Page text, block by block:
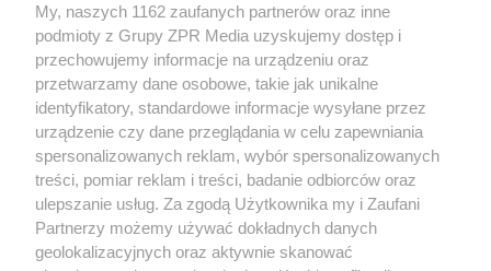
Żaden utwór zamieszczony w serwisie nie może być powielany i
rozpowszechniany lub dalej rozpowszechniany w jakikolwiek sposób (w
tym także elektroniczny lub mechaniczny) na jakimkolwiek polu
eksploatacji w jakiejkolwiek formie, włącznie z umieszczaniem w
Internecie bez pisemnej zgody właściciela praw. Jakiekolwiek użycie lub
wykorzystanie utworów w całości lub w części z naruszeniem prawa,
tzn. bez właściwej zgody, jest zabronione pod groźbą kary i może być
ścigane prawnie.
My, naszych 1162 zaufanych partnerów oraz inne
podmioty z Grupy ZPR Media uzyskujemy dostęp i
przechowujemy informacje na urządzeniu oraz
przetwarzamy dane osobowe, takie jak unikalne
identyfikatory, standardowe informacje wysyłane przez
urządzenie czy dane przeglądania w celu zapewniania
spersonalizowanych reklam, wybór spersonalizowanych
treści, pomiar reklam i treści, badanie odbiorców oraz
ulepszanie usług. Za zgodą Użytkownika my i Zaufani
Partnerzy możemy używać dokładnych danych
geolokalizacyjnych oraz aktywnie skanować